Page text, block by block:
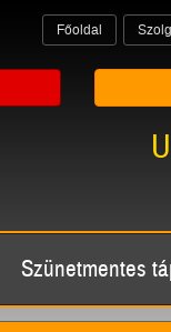
Főoldal
Szünetmentes